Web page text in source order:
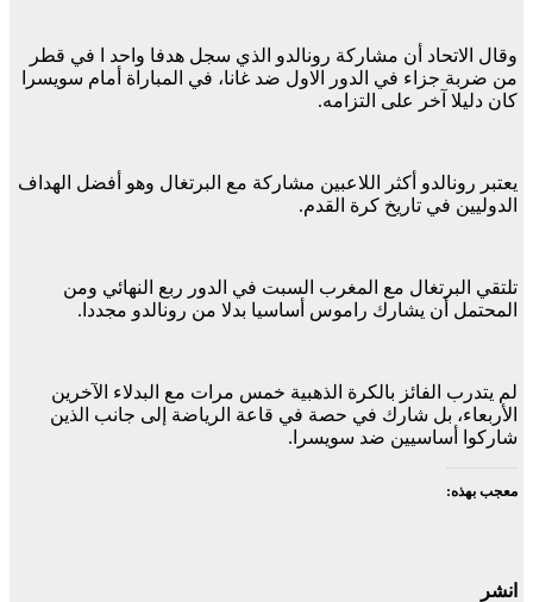
وقال الاتحاد أن مشاركة رونالدو الذي سجل هدفا واحد ا في قطر
من ضربة جزاء في الدور الاول ضد غانا، في المباراة أمام سويسرا
كان دليلا آخر على التزامه.
يعتبر رونالدو أكثر اللاعبين مشاركة مع البرتغال وهو أفضل الهداف
الدوليين في تاريخ كرة القدم.
تلتقي البرتغال مع المغرب السبت في الدور ربع النهائي ومن
المحتمل أن يشارك راموس أساسيا بدلا من رونالدو مجددا.
لم يتدرب الفائز بالكرة الذهبية خمس مرات مع البدلاء الآخرين
الأربعاء، بل شارك في حصة في قاعة الرياضة إلى جانب الذين
شاركوا أساسيين ضد سويسرا.
معجب بهذه:
انشر